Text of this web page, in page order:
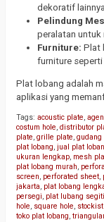
dekoratif lainnya.
Pelindung
peralatan untuk
Furniture: Plat
furniture seperti
Plat lobang adalah
aplikasi yang
Tags: acoustic plate,
costum hole, distributor
plate, grille plate, gudang
plat lobang, jual plat
ukuran lengkap, mesh
plat lobang murah,
screen, perforated sheet,
jakarta, plat lobang
persegi, plat lubang
hole, square hole,
toko plat lobang,